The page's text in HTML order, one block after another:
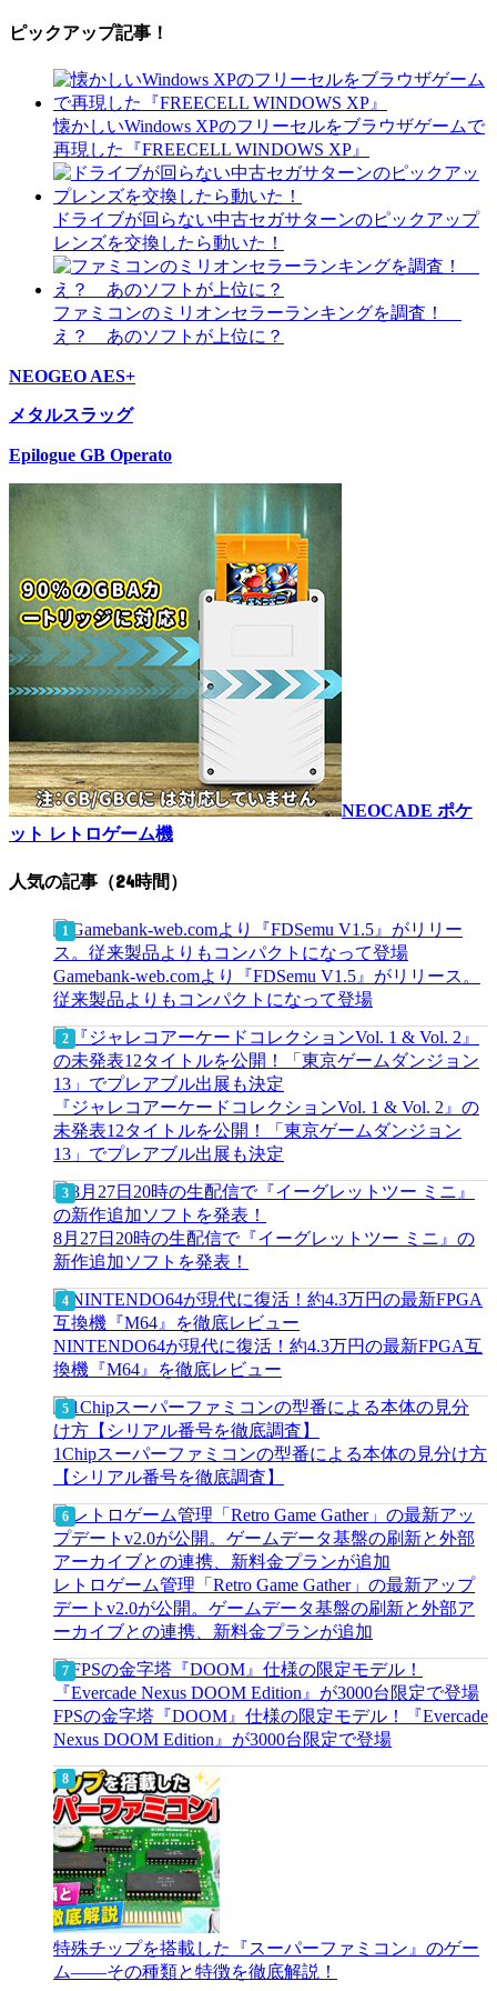
ピックアップ記事！
懐かしいWindows XPのフリーセルをブラウザゲームで
再現した『FREECELL WINDOWS XP』
ドライブが回らない中古セガサターンのピックアップ
レンズを交換したら動いた！
ファミコンのミリオンセラーランキングを調査！
え？ あのソフトが上位に？
NEOGEO AES+
メタルスラッグ
Epilogue GB Operato
NEOCADE ポケ
ット レトロゲーム機
人気の記事（24時間）
Gamebank-web.comより『FDSemu V1.5』がリリース。
従来製品よりもコンパクトになって登場
『ジャレコアーケードコレクションVol. 1 & Vol. 2』の
未発表12タイトルを公開！「東京ゲームダンジョン
13」でプレアブル出展も決定
8月27日20時の生配信で『イーグレットツー ミニ』の
新作追加ソフトを発表！
NINTENDO64が現代に復活！約4.3万円の最新FPGA互
換機『M64』を徹底レビュー
1Chipスーパーファミコンの型番による本体の見分け方
【シリアル番号を徹底調査】
レトロゲーム管理「Retro Game Gather」の最新アップ
デートv2.0が公開。ゲームデータ基盤の刷新と外部ア
ーカイブとの連携、新料金プランが追加
FPSの金字塔『DOOM』仕様の限定モデル！『Evercade
Nexus DOOM Edition』が3000台限定で登場
特殊チップを搭載した『スーパーファミコン』のゲー
ム――その種類と特徴を徹底解説！